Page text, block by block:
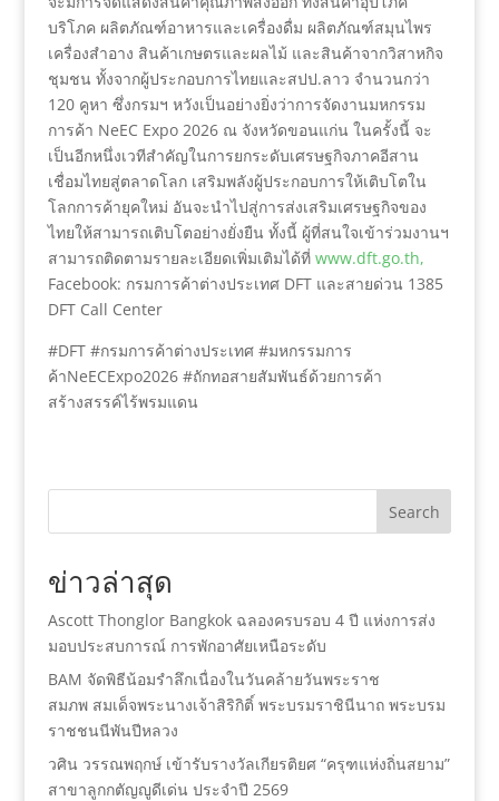
บริโภค ผลิตภัณฑ์อาหารและเครื่องดื่ม ผลิตภัณฑ์สมุนไพร
เครื่องสำอาง สินค้าเกษตรและผลไม้ และสินค้าจากวิสาหกิจ
ชุมชน ทั้งจากผู้ประกอบการไทยและสปป.ลาว จำนวนกว่า
120 คูหา ซึ่งกรมฯ หวังเป็นอย่างยิ่งว่าการจัดงานมหกรรม
การค้า NeEC Expo 2026 ณ จังหวัดขอนแก่น ในครั้งนี้ จะ
เป็นอีกหนึ่งเวทีสำคัญในการยกระดับเศรษฐกิจภาคอีสาน
เชื่อมไทยสู่ตลาดโลก เสริมพลังผู้ประกอบการให้เติบโตใน
โลกการค้ายุคใหม่ อันจะนำไปสู่การส่งเสริมเศรษฐกิจของ
ไทยให้สามารถเติบโตอย่างยั่งยืน ทั้งนี้ ผู้ที่สนใจเข้าร่วมงานฯ
สามารถติดตามรายละเอียดเพิ่มเติมได้ที่ www.dft.go.th,
Facebook: กรมการค้าต่างประเทศ DFT และสายด่วน 1385
DFT Call Center
#DFT #กรมการค้าต่างประเทศ #มหกรรมการ
ค้าNeECExpo2026 #ถักทอสายสัมพันธ์ด้วยการค้า
สร้างสรรค์ไร้พรมแดน
Search
ข่าวล่าสุด
Ascott Thonglor Bangkok ฉลองครบรอบ 4 ปี แห่งการส่ง
มอบประสบการณ์ การพักอาศัยเหนือระดับ
BAM จัดพิธีน้อมรำลึกเนื่องในวันคล้ายวันพระราช
สมภพ สมเด็จพระนางเจ้าสิริกิติ์ พระบรมราชินีนาถ พระบรม
ราชชนนีพันปีหลวง
วศิน วรรณพฤกษ์ เข้ารับรางวัลเกียรติยศ “ครุฑแห่งถิ่นสยาม”
สาขาลูกกตัญญูดีเด่น ประจำปี 2569